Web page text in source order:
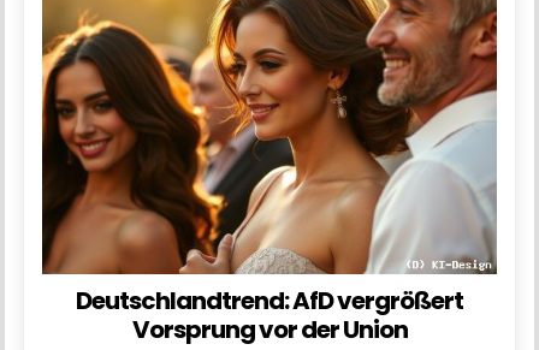
Deutschlandtrend: AfD vergrößert
Vorsprung vor der Union